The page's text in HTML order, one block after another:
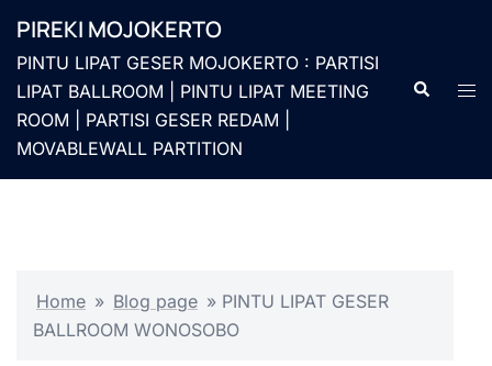
kePIREKI MOJOKERTO
PINTU LIPAT GESER MOJOKERTO : PARTISI
LIPAT BALLROOM | PINTU LIPAT MEETING
ROOM | PARTISI GESER REDAM |
MOVABLEWALL PARTITION
Cari
Home » Blog page » PINTU LIPAT GESER
BALLROOM WONOSOBO